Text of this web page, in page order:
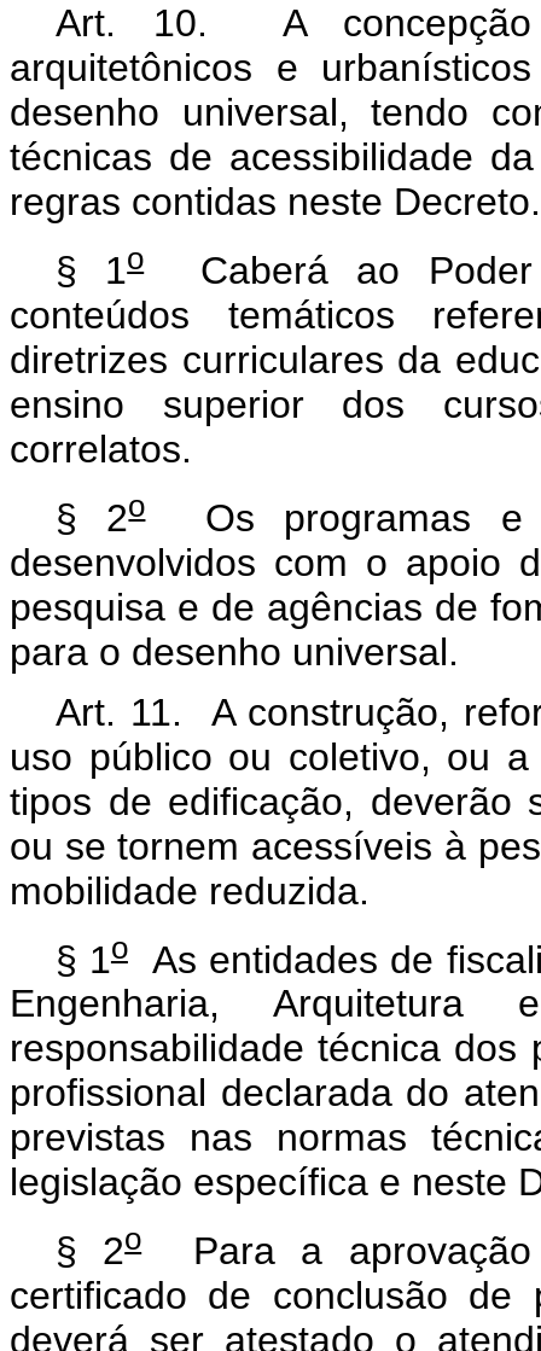
Art. 10. A concepção
arquitetônicos e
desenho universal, tendo
técnicas de acessibilidade
regras contidas neste Decreto.
§ 1oCaberá ao Poder
conteúdos temáticos
diretrizes curriculares da
ensino superior dos
correlatos.
§ 2oOs programas e
desenvolvidos com o apoio
pesquisa e de agências de
para o desenho universal.
Art. 11. A construção,
uso público ou coletivo, ou
tipos de edificação, deverão
ou se tornem acessíveis à
mobilidade reduzida.
§ 1oAs entidades de
Engenharia,
responsabilidade técnica dos
profissional declarada do
previstas nas normas
legislação específica e neste
§ 2oPara a aprovação
certificado de conclusão de
deverá ser atestado o